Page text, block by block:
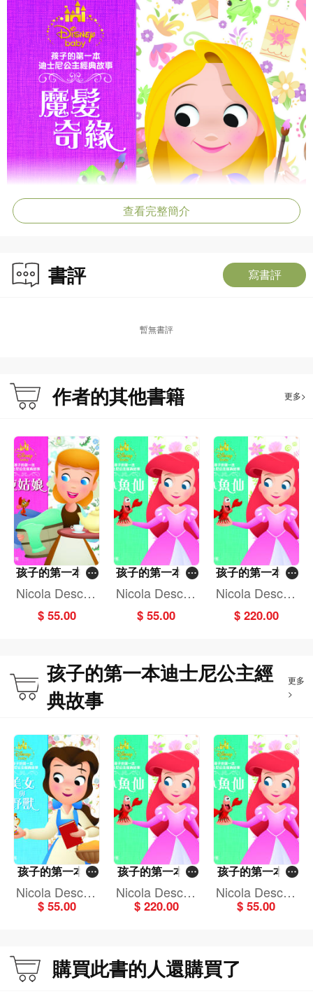
查看完整簡介
書評 寫書評
暫無書評
作者的其他書籍 更多>
孩子的第一本迪
士尼公主經典故
Nicola Descha
mps
$ 55.00
孩子的第一本迪
士尼公主經典故
Nicola Descha
mps
$ 55.00
孩子的第一本迪
士尼公主經典故
冊）
Nicola Descha
mps
$ 220.00
孩子的第一本迪士尼公主經
典故事
更多
>
孩子的第一本迪
士尼公主經典故
事：美女與野獸
Nicola Descha
mps
$ 55.00
孩子的第一本迪
士尼公主經典故
事套裝（一套4
Nicola Descha
mps
$ 220.00
孩子的第一本迪
士尼公主經典故
事：小魚仙
Nicola Descha
mps
$ 55.00
購買此書的人還購買了